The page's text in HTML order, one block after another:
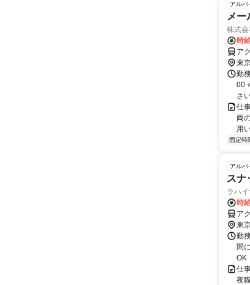
アルバ
メー
株式
時
東
勤
00
さ
仕
両
用
固定時
アルバ
スナ
ラハイ
時
東
勤
間
OK
仕
夜